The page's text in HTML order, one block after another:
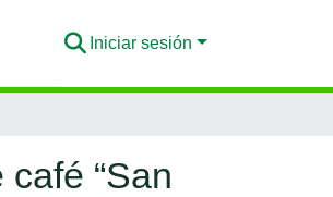
Iniciar sesión
“San